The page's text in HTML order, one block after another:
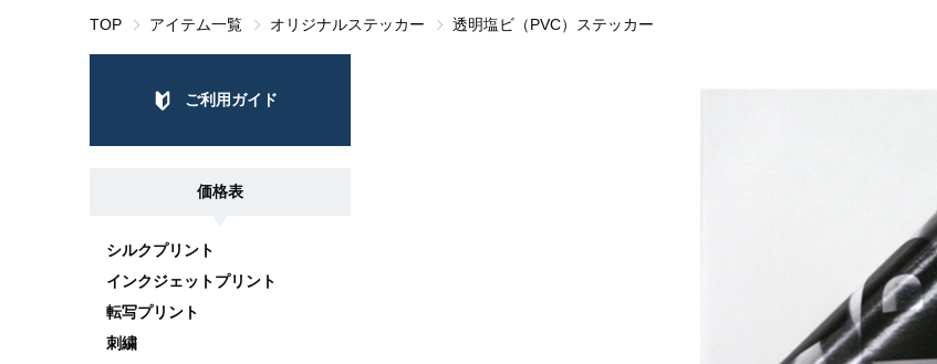
TOP アイテム一覧 オリジナルステッカー 透明塩ビ（PVC）ステッカー
ご利用ガイド
価格表
シルクプリント
インクジェットプリント
転写プリント
刺繍